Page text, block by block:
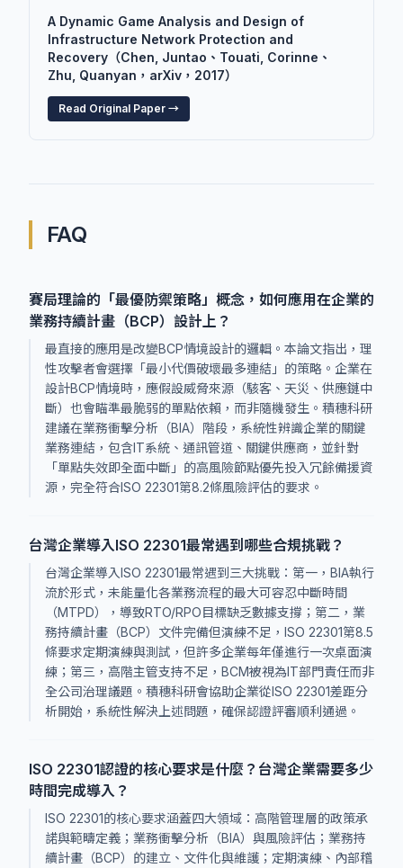
A Dynamic Game Analysis and Design of
Infrastructure Network Protection and
Recovery（Chen, Juntao、Touati, Corinne、
Zhu, Quanyan，arXiv，2017）
Read Original Paper →
FAQ
賽局理論的「最優防禦策略」概念，如何應用在企業的
業務持續計畫（BCP）設計上？
最直接的應用是改變BCP情境設計的邏輯。本論文指出，理
性攻擊者會選擇「最小代價破壞最多連結」的策略。企業在
設計BCP情境時，應假設威脅來源（駭客、天災、供應鏈中
斷）也會瞄準最脆弱的單點依賴，而非隨機發生。積穗科研
建議在業務衝擊分析（BIA）階段，系統性辨識企業的關鍵
業務連結，包含IT系統、通訊管道、關鍵供應商，並針對
「單點失效即全面中斷」的高風險節點優先投入冗餘備援資
源，完全符合ISO 22301第8.2條風險評估的要求。
台灣企業導入ISO 22301最常遇到哪些合規挑戰？
台灣企業導入ISO 22301最常遇到三大挑戰：第一，BIA執行
流於形式，未能量化各業務流程的最大可容忍中斷時間
（MTPD），導致RTO/RPO目標缺乏數據支撐；第二，業
務持續計畫（BCP）文件完備但演練不足，ISO 22301第8.5
條要求定期演練與測試，但許多企業每年僅進行一次桌面演
練；第三，高階主管支持不足，BCM被視為IT部門責任而非
全公司治理議題。積穗科研會協助企業從ISO 22301差距分
析開始，系統性解決上述問題，確保認證評審順利通過。
ISO 22301認證的核心要求是什麼？台灣企業需要多少
時間完成導入？
ISO 22301的核心要求涵蓋四大領域：高階管理層的政策承
諾與範疇定義；業務衝擊分析（BIA）與風險評估；業務持
續計畫（BCP）的建立、文件化與維護；定期演練、內部稽